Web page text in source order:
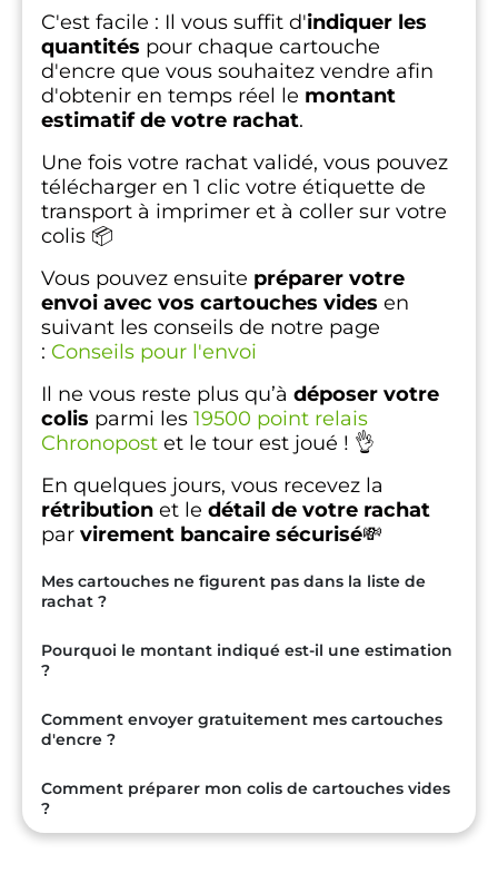
C'est facile : Il vous suffit d'indiquer les
quantités pour chaque cartouche
d'encre que vous souhaitez vendre afin
d'obtenir en temps réel le montant
estimatif de votre rachat.
Une fois votre rachat validé, vous pouvez
télécharger en 1 clic votre étiquette de
transport à imprimer et à coller sur votre
colis 📦
Vous pouvez ensuite préparer votre
envoi avec vos cartouches vides en
suivant les conseils de notre page
: Conseils pour l'envoi
Il ne vous reste plus qu’à déposer votre
colis parmi les 19500 point relais
Chronopost et le tour est joué ! 👌
En quelques jours, vous recevez la
rétribution et le détail de votre rachat
par virement bancaire sécurisé💸
Mes cartouches ne figurent pas dans la liste de
rachat ?
Pourquoi le montant indiqué est-il une estimation
?
Comment envoyer gratuitement mes cartouches
d'encre ?
Comment préparer mon colis de cartouches vides
?